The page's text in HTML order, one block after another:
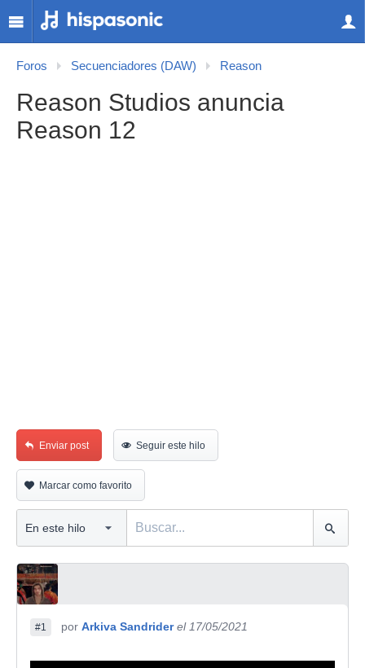
Foros Secuenciadores (DAW) Reason
Reason Studios anuncia
Reason 12
Enviar post Seguir este hilo
Marcar como favorito
#1 por Arkiva Sandrider el 17/05/2021